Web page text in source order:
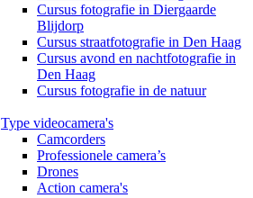
Cursus fotografie in Diergaarde
Blijdorp
Cursus straatfotografie in Den Haag
Cursus avond en nachtfotografie in
Den Haag
Cursus fotografie in de natuur
Type videocamera's
Camcorders
Professionele camera’s
Drones
Action camera's